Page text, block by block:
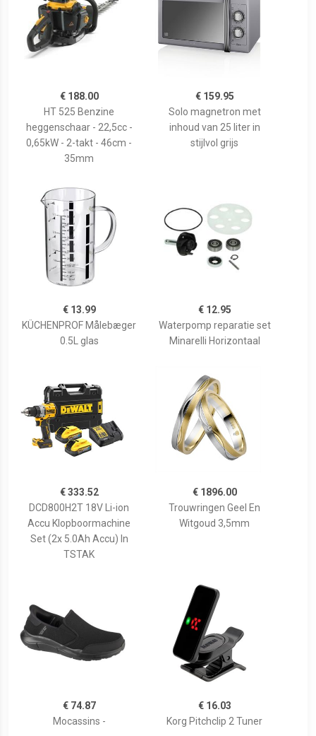
€ 188.00
HT 525 Benzine
heggenschaar - 22,5cc -
0,65kW - 2-takt - 46cm -
35mm
€ 159.95
Solo magnetron met
inhoud van 25 liter in
stijlvol grijs
€ 13.99
KÜCHENPROF Målebæger
0.5L glas
€ 12.95
Waterpomp reparatie set
Minarelli Horizontaal
€ 333.52
DCD800H2T 18V Li-ion
Accu Klopboormachine
Set (2x 5.0Ah Accu) In
TSTAK
€ 1896.00
Trouwringen Geel En
Witgoud 3,5mm
€ 74.87
Mocassins -
€ 16.03
Korg Pitchclip 2 Tuner